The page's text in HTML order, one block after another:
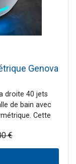
Genova
droite 40 jets
de bain avec
Cette
et l' éclairage
votre salle
bienfaits
€